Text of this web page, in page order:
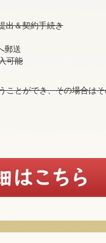
出＆契約手続き
郵送
可能
ことができ、その場合は